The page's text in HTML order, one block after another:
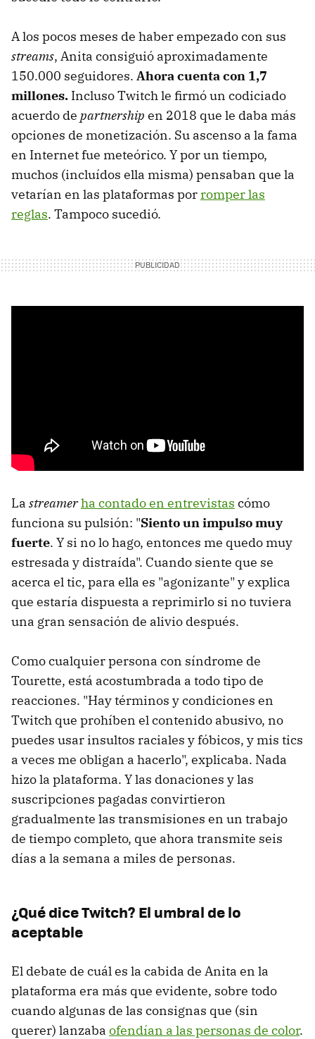
A los pocos meses de haber empezado con sus
streams, Anita consiguió aproximadamente
150.000 seguidores. Ahora cuenta con 1,7
millones. Incluso Twitch le firmó un codiciado
acuerdo de partnership en 2018 que le daba más
opciones de monetización. Su ascenso a la fama
en Internet fue meteórico. Y por un tiempo,
muchos (incluídos ella misma) pensaban que la
vetarían en las plataformas porromper las
reglas. Tampoco sucedió.
La streamerha contado en entrevistas cómo
funciona su pulsión: "Siento un impulso muy
fuerte. Y si no lo hago, entonces me quedo muy
estresada y distraída". Cuando siente que se
acerca el tic, para ella es "agonizante" y explica
que estaría dispuesta a reprimirlo si no tuviera
una gran sensación de alivio después.
Como cualquier persona con síndrome de
Tourette, está acostumbrada a todo tipo de
reacciones. "Hay términos y condiciones en
Twitch que prohíben el contenido abusivo, no
puedes usar insultos raciales y fóbicos, y mis tics
a veces me obligan a hacerlo", explicaba. Nada
hizo la plataforma. Y las donaciones y las
suscripciones pagadas convirtieron
gradualmente las transmisiones en un trabajo
de tiempo completo, que ahora transmite seis
días a la semana a miles de personas.
¿Qué dice Twitch? El umbral de lo
aceptable
El debate de cuál es la cabida de Anita en la
plataforma era más que evidente, sobre todo
cuando algunas de las consignas que (sin
querer) lanzaba ofendían a las personas de color.